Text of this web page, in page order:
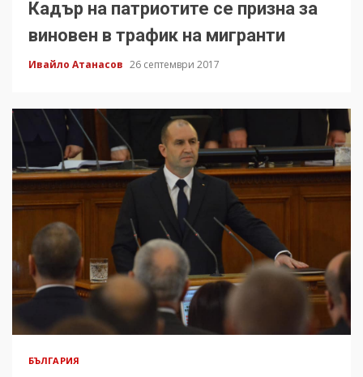
Кадър на патриотите се призна за
виновен в трафик на мигранти
Ивайло Атанасов 26 септември 2017
БЪЛГАРИЯ